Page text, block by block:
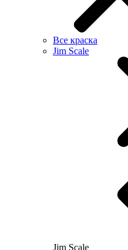
Все краска
Jim Scale
Jim Scale